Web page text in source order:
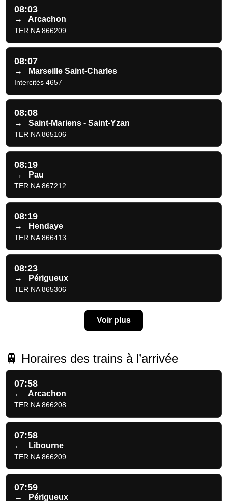
08:03
→ Arcachon
TER NA 866209
08:07
→ Marseille Saint-Charles
Intercités 4657
08:08
→ Saint-Mariens - Saint-Yzan
TER NA 865106
08:19
→ Pau
TER NA 867212
08:19
→ Hendaye
TER NA 866413
08:23
→ Périgueux
TER NA 865306
Voir plus
🚆 Horaires des trains à l’arrivée
07:58
← Arcachon
TER NA 866208
07:58
← Libourne
TER NA 866209
07:59
← Périgueux